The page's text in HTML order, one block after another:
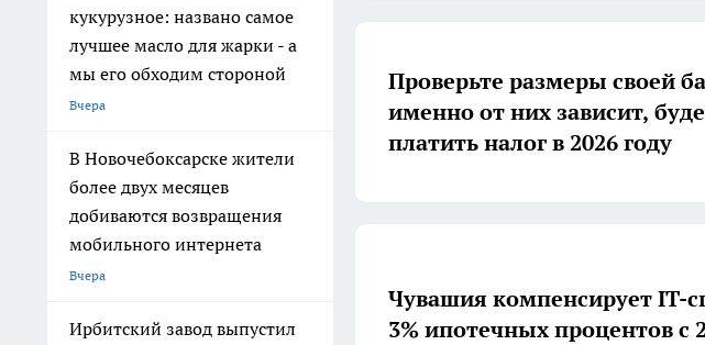
кукурузное: названо самое
лучшее масло для жарки - а
мы его обходим стороной
Вчера
В Новочебоксарске жители
более двух месяцев
добиваются возвращения
мобильного интернета
Вчера
Ирбитский завод выпустил
Проверьте размеры своей
именно от них зависит,
платить налог в 2026 году
Чувашия компенсирует IT-
3% ипотечных процентов с